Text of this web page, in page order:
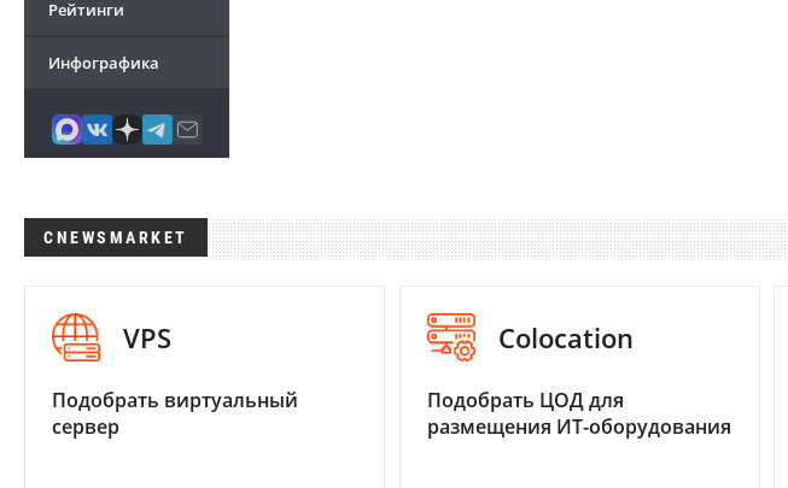
Рейтинги
Инфографика
CNEWSMARKET
VPS
Подобрать виртуальный
сервер
Colocation
Подобрать ЦОД для
размещения ИТ-оборудования